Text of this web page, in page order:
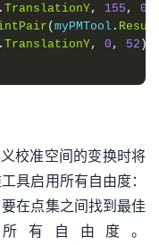
TranslationY, 155 , 0
( myPMTool .
TranslationY, 0 , 52 );
校准空间的变换时将
具启用所有自由度：
在点集之间找到最佳
有自由度。